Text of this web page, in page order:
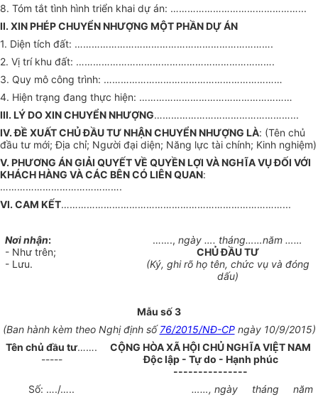
8. Tóm tắt tình hình triển khai dự án: ………………………………………...
II. XIN PHÉP CHUYỂN NHƯỢNG MỘT PHẦN DỰ ÁN
1. Diện tích đất: …………………………………………………………….
2. Vị trí khu đất: …………………………………………………………….
3. Quy mô công trình: ………………………………………………………
4. Hiện trạng đang thực hiện: ………………………………………………
III. LÝ DO XIN CHUYỂN NHƯỢNG…………………………………………...
IV. ĐỀ XUẤT CHỦ ĐẦU TƯ NHẬN CHUYỂN NHƯỢNG LÀ: (Tên chủ
đầu tư mới; Địa chỉ; Người đại diện; Năng lực tài chính; Kinh nghiệm)
V. PHƯƠNG ÁN GIẢI QUYẾT VỀ QUYỀN LỢI VÀ NGHĨA VỤ ĐỐI VỚI
KHÁCH HÀNG VÀ CÁC BÊN CÓ LIÊN QUAN:
…………………………………….
VI. CAM KẾT……………………………………………………………………...
Nơi nhận:
- Như trên;
- Lưu.
……., ngày …. tháng……năm ……
CHỦ ĐẦU TƯ
(Ký, ghi rõ họ tên, chức vụ và đóng
dấu)
Mẫu số 3
(Ban hành kèm theo Nghị định số76/2015/NĐ-CPngày 10/9/2015)
Tên chủ đầu tư…….
-----
CỘNG HÒA XÃ HỘI CHỦ NGHĨA VIỆT NAM
Độc lập - Tự do - Hạnh phúc
---------------
Số: …./…..
……, ngày tháng năm